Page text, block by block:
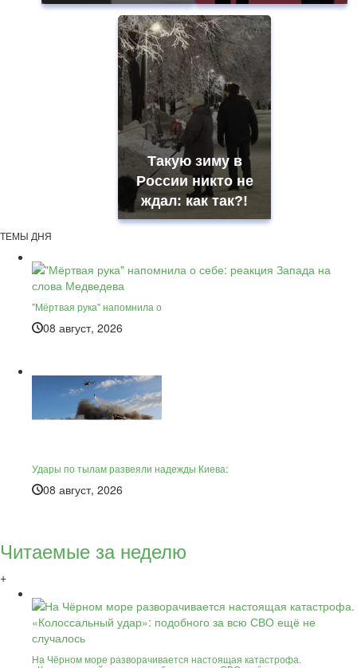
Такую зиму в
России никто не
ждал: как так?!
ТЕМЫ ДНЯ
"Мёртвая рука" напомнила о
08 август, 2026
Удары по тылам развеяли надежды Киева:
08 август, 2026
Читаемые за неделю
+
На Чёрном море разворачивается настоящая катастрофа.